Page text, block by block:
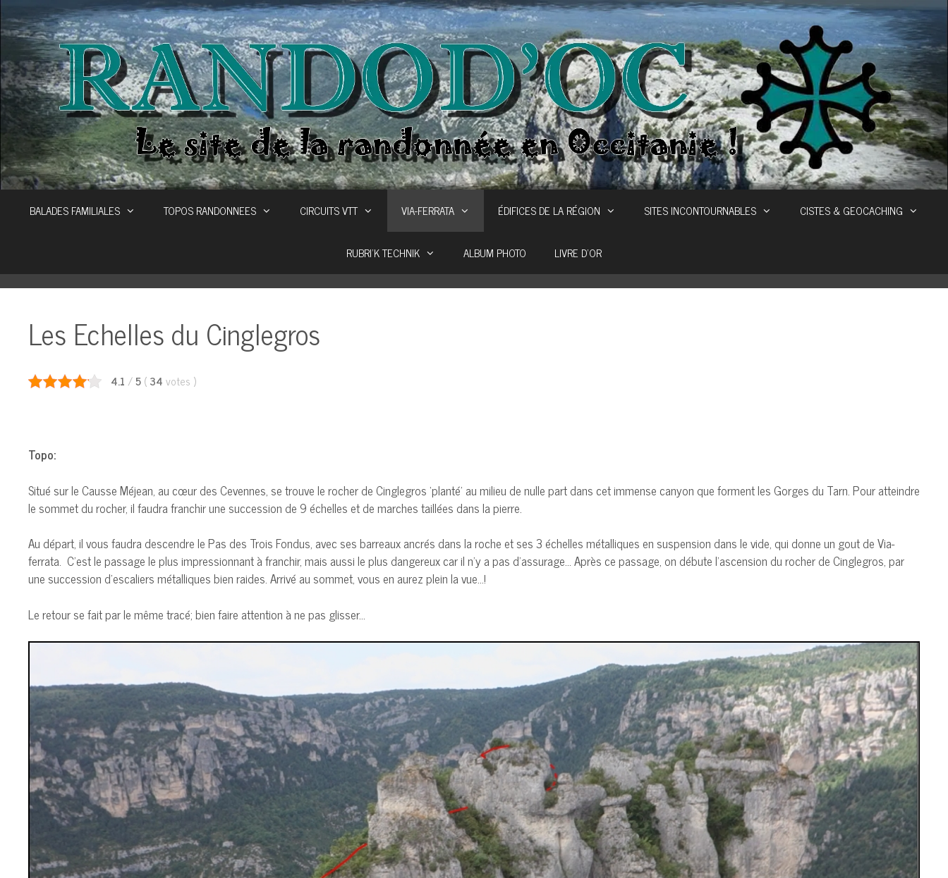
Aller
au
contenu
BALADES FAMILIALES TOPOS RANDONNEES CIRCUITS VTT VIA-FERRATA ÉDIFICES DE LA RÉGION SITES INCONTOURNABLES CISTES & GEOCACHING
RUBRI’K TECHNIK ALBUM PHOTO LIVRE D’OR
Les Echelles du Cinglegros
4.1 /5 ( 34 votes )
Topo:
Situé sur le Causse Méjean, au cœur des Cevennes, se trouve le rocher de Cinglegros ‘planté’ au milieu de nulle part dans cet immense canyon que forment les Gorges du Tarn. Pour atteindre
le sommet du rocher, il faudra franchir une succession de 9 échelles et de marches taillées dans la pierre.
Au départ, il vous faudra descendre le Pas des Trois Fondus, avec ses barreaux ancrés dans la roche et ses 3 échelles métalliques en suspension dans le vide, qui donne un gout de Via-
ferrata. C’est le passage le plus impressionnant à franchir, mais aussi le plus dangereux car il n’y a pas d’assurage… Après ce passage, on débute l’ascension du rocher de Cinglegros, par
une succession d’escaliers métalliques bien raides. Arrivé au sommet, vous en aurez plein la vue…!
Le retour se fait par le même tracé; bien faire attention à ne pas glisser…